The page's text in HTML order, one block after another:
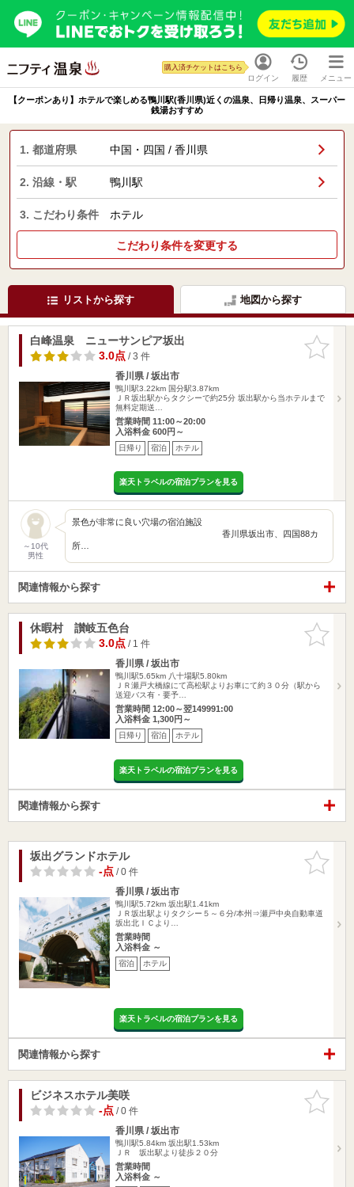
ログイン
購入済チケットはこちら
履歴 メニュー
【クーポンあり】ホテルで楽しめる鴨川駅(香川県)近くの温泉、日帰り温泉、スーパー
銭湯おすすめ
1. 都道府県 中国・四国 / 香川県
2. 沿線・駅 鴨川駅
3. こだわり条件 ホテル
こだわり条件を変更する
リストから探す 地図から探す
お気に入
りに追加
白峰温泉 ニューサンピア坂出
3.0点/ 3 件
香川県 / 坂出市
鴨川駅3.22km 国分駅3.87km
ＪＲ坂出駅からタクシーで約25分 坂出駅から当ホテルまで
無料定期送…
営業時間 11:00～20:00
入浴料金 600円～
日帰り 宿泊 ホテル
楽天トラベルの宿泊プランを見る
～10代
男性
景色が非常に良い穴場の宿泊施設
香川県坂出市、四国88カ
所…
関連情報から探す
お気に入
りに追加
休暇村 讃岐五色台
3.0点/ 1 件
香川県 / 坂出市
鴨川駅5.65km 八十場駅5.80km
ＪＲ瀬戸大橋線にて高松駅よりお車にて約３０分（駅から
送迎バス有・要予…
営業時間 12:00～翌149991:00
入浴料金 1,300円～
日帰り 宿泊 ホテル
楽天トラベルの宿泊プランを見る
関連情報から探す
お気に入
りに追加
坂出グランドホテル
-点/ 0 件
香川県 / 坂出市
鴨川駅5.72km 坂出駅1.41km
ＪＲ坂出駅よりタクシー５～６分/本州⇒瀬戸中央自動車道
坂出北ＩＣより…
営業時間
入浴料金 ～
宿泊 ホテル
楽天トラベルの宿泊プランを見る
関連情報から探す
お気に入
りに追加
ビジネスホテル美咲
-点/ 0 件
香川県 / 坂出市
鴨川駅5.84km 坂出駅1.53km
ＪＲ 坂出駅より徒歩２０分
営業時間
入浴料金 ～